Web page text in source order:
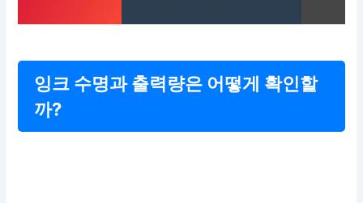
잉크 수명과 출력량은 어떻게 확인할
까?